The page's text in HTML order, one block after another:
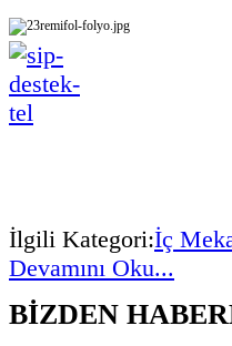
İlgili Kategori:İç
Devamını Oku...
BİZDEN